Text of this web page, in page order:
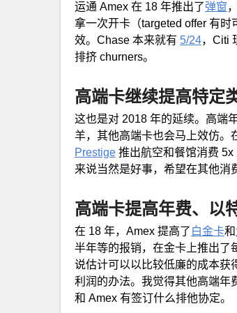
运通 Amex 在 18 年推出了弹窗
拿一次开卡（targeted offer 有
效。Chase 本来就有 5/24，Citi
排挤 churners。
高端卡继续提高特定
这也是对 2018 年的延续。高端
羊，其他高端卡也会马上效仿。
Prestige 推出航空和餐馆消费
来说当然是好事，希望在其他消
高端卡提高年费、以
在 18 年，Amex 提高了 白金卡和
半年等的报销，在金卡上推出了
说估计可以以比较低廉的成本获
利润的办法。我觉得其他高端年
和 Amex 有签订什么排他协定。